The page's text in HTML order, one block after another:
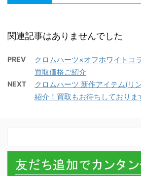
関連記事はありませんでした
PREV
クロムハーツ×オフホワイトコ
買取価格ご紹介
NEXT
クロムハーツ 新作アイテム(リ
紹介！買取もお待ちしておりま